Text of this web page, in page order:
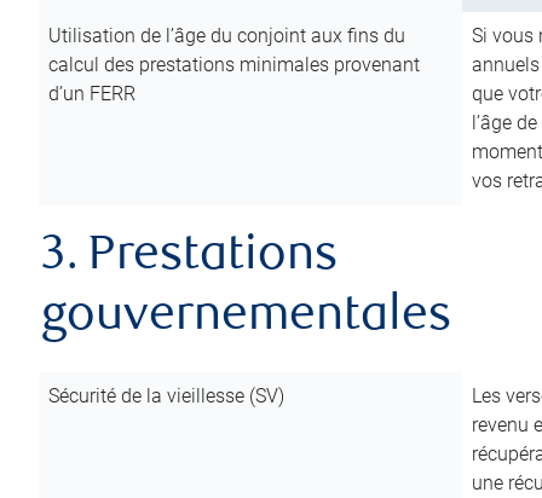
Utilisation de l’âge du conjoint aux fins du
calcul des prestations minimales provenant
d’un FERR
Si vous
que
l’âge
vos
3. Prestations
gouvernementales
Sécurité de la vieillesse (SV)
Les
revenu
une